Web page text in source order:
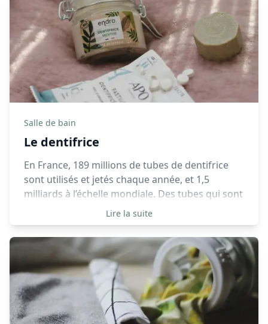
Salle de bain
Le dentifrice
En France, 189 millions de tubes de dentifrice
sont utilisés et jetés chaque année, et 1,5
milliards à l’échelle mondiale. Des tubes qui sont
emballés par la suite dans des cartons, ces
cartons sont des emballages superflus qui ne
servent à rien, pourtant ils sont toujours là et
nécessitent beaucoup de ressources et
d’énergie pour être fabriqués.
Lire la suite